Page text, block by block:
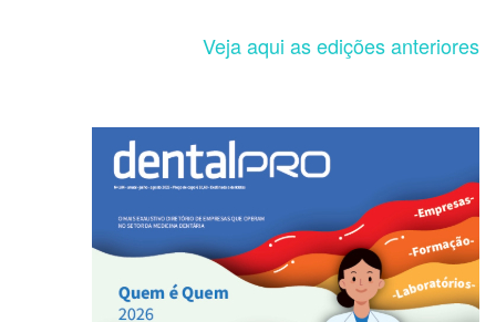
Veja aqui as edições anteriores